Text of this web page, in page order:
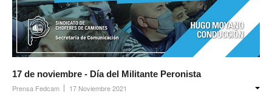
17 de noviembre - Día del Militante Peronista
Prensa Fedcam 17 Noviembre 2021